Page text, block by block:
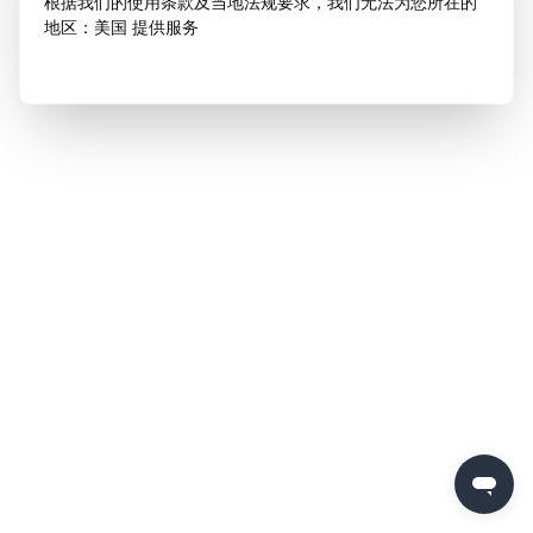
地区：美国 提供服务